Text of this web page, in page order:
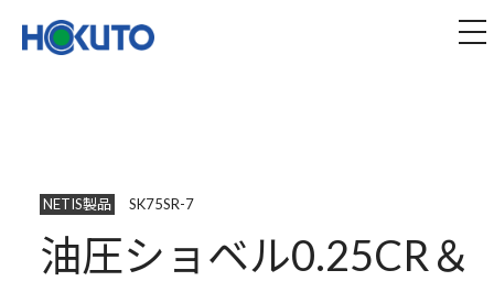
NETIS製品 SK75SR-7
油圧ショベル0.25CR＆